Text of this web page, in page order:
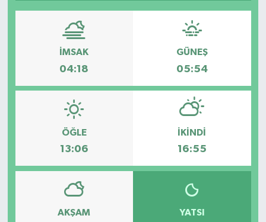
İMSAK
04:18
GÜNEŞ
05:54
ÖĞLE
13:06
İKINDI
16:55
AKŞAM YATSI